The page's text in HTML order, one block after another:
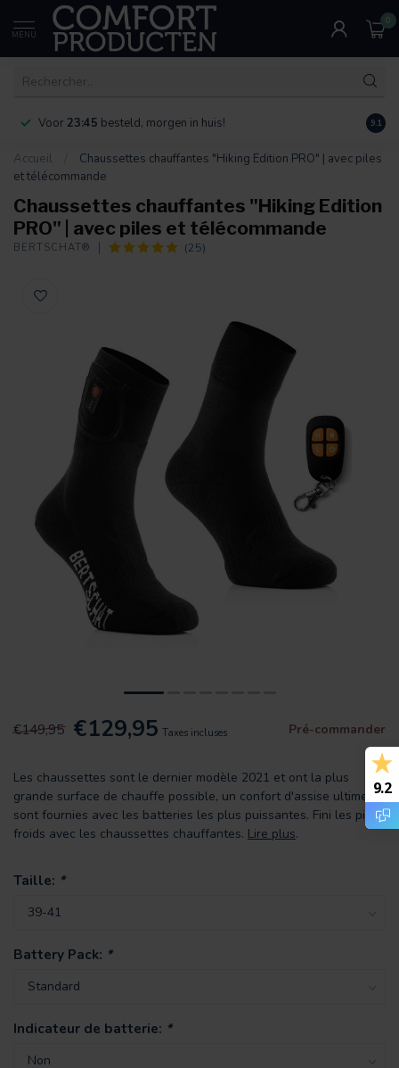
MENU
0
Voor 23:45 besteld, morgen in huis! 9.1
Accueil
Chaussettes chauffantes "Hiking Edition PRO" | avec piles
et télécommande
Chaussettes chauffantes "Hiking Edition
PRO" | avec piles et télécommande
BERTSCHAT® (25)
€149,95 €129,95 Taxes incluses Pré-commander
Les chaussettes sont le dernier modèle 2021 et ont la plus
grande surface de chauffe possible, un confort d'assise ultime et
sont fournies avec les batteries les plus puissantes. Fini les pieds
froids avec les chaussettes chauffantes. Lire plus.
Taille: *
Battery Pack: *
Indicateur de batterie: *
9.2